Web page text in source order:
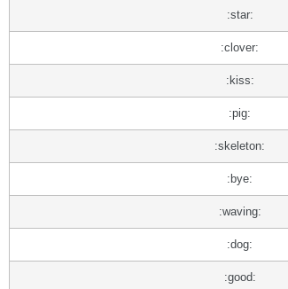
:star:
:clover:
:kiss:
:pig:
:skeleton:
:bye:
:waving:
:dog:
:good: